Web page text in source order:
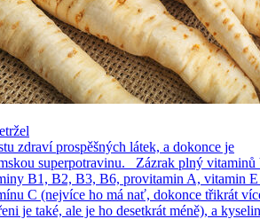
zdraví prospěšných látek, a dokonce je
superpotravinu. Zázrak plný vitaminů
B1, B2, B3, B6, provitamin A, vitamin E
C (nejvíce ho má nať, dokonce třikrát
je také, ale je ho desetkrát méně), a